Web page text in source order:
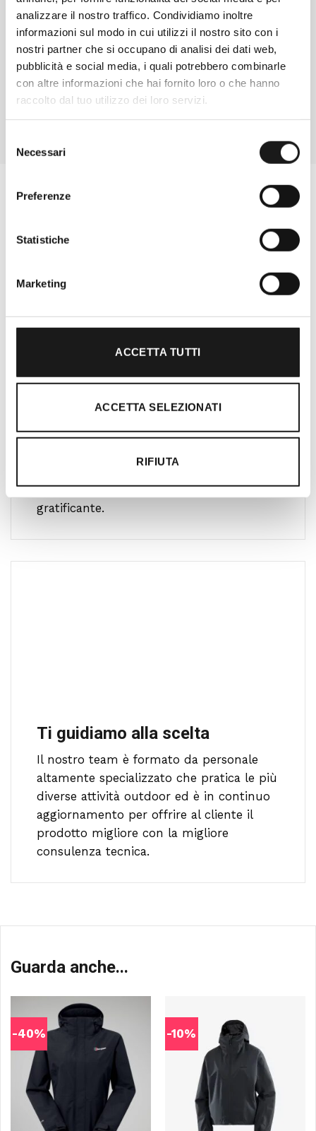
analizzare il nostro traffico. Condividiamo inoltre
informazioni sul modo in cui utilizzi il nostro sito con i
nostri partner che si occupano di analisi dei dati web,
pubblicità e social media, i quali potrebbero combinarle
con altre informazioni che hai fornito loro o che hanno
raccolto dal tuo utilizzo dei loro servizi.
delNecessari
Preferenze
Statistiche
Marketing
ACCETTA TUTTI
ACCETTA SELEZIONATI
RIFIUTA
Chiedi ad un esperto
Davide di RRTrek
CONTATTA
Oltre 30 anni di esperienza
per amanti dell’outdoor a Roma e nel
l’acquisto un’esperienza formativa e
gratificante.
Ti guidiamo alla scelta
Il nostro team è formato da personale
altamente specializzato che pratica le più
diverse attività outdoor ed è in continuo
aggiornamento per offrire al cliente il
prodotto migliore con la migliore
consulenza tecnica.
Guarda anche...
-40% -10%